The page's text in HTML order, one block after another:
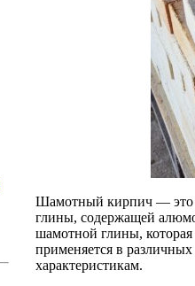
Шамотный кирпич — это
глины, содержащей
шамотной глины,
применяется в
характеристикам.